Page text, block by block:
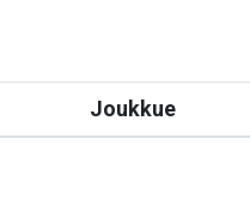
Joukkue